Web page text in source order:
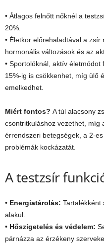
• Átlagos felnőtt nőknél a
20%.
• Életkor előrehaladtával a
hormonális változások és az
• Sportolóknál, aktív
15%-ig is csökkenhet, míg ülő
emelkedhet.
Miért fontos? A túl alacsony
csontritkuláshoz vezethet, míg
érrendszeri betegségek, a 2-
problémák kockázatát.
A testzsír
• Energiatárolás: Tartalékként
alakul.
• Hőszigetelés és védelem:
párnázza az érzékeny